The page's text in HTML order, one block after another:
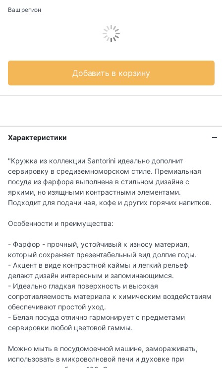
Ваш регион
Добавить в корзину
Характеристики
"Кружка из коллекции Santorini идеально дополнит
сервировку в средиземноморском стиле. Премиальная
посуда из фарфора выполнена в стильном дизайне с
яркими, но изящными контрастными элементами.
Подходит для подачи чая, кофе и других горячих напитков.
Особенности и преимущества:
- Фарфор - прочный, устойчивый к износу материал,
который сохраняет презентабельный вид долгие годы.
- Акцент в виде контрастной каймы и легкий рельеф
делают дизайн интересным и запоминающимся.
- Идеально гладкая поверхность и высокая
сопротивляемость материала к химическим воздействиям
обеспечивают простой уход.
- Белая посуда отлично гармонирует с предметами
сервировки любой цветовой гаммы.
Можно мыть в посудомоечной машине, замораживать,
использовать в микроволновой печи и духовке при